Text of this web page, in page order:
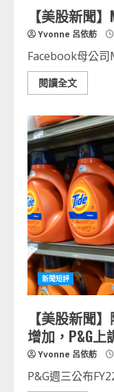
【美股新聞
Yvonne 呂依舫
Facebook母公
閱讀全文
新聞短評
【美股新聞
增加，P&G
Yvonne 呂依舫
P&G週三公布